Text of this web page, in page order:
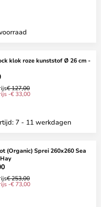
klok roze kunststof Ø 26 cm -
€ 127,00
-€ 33,00
7 - 11 werkdagen
(Organic) Sprei 260x260 Sea
€ 253,00
-€ 73,00